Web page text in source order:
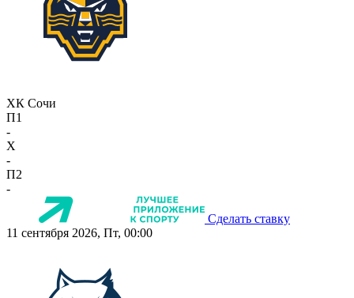
ХК Сочи
П1
-
X
-
П2
-
Сделать ставку
11 сентября 2026, Пт, 00:00